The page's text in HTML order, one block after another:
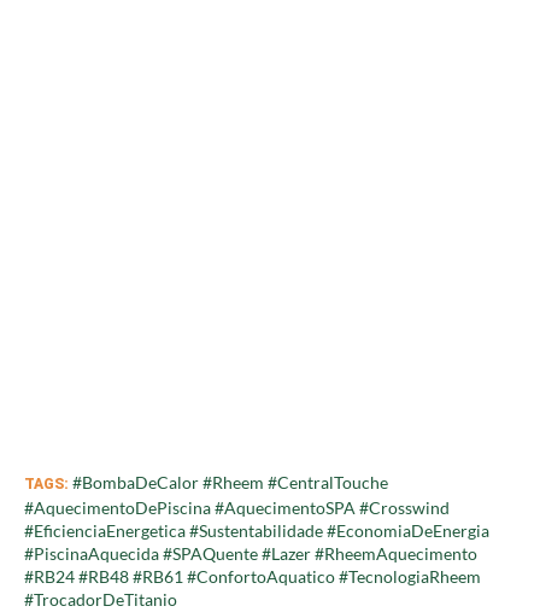
TAGS: #BombaDeCalor #Rheem #CentralTouche
#AquecimentoDePiscina #AquecimentoSPA #Crosswind
#EficienciaEnergetica #Sustentabilidade #EconomiaDeEnergia
#PiscinaAquecida #SPAQuente #Lazer #RheemAquecimento
#RB24 #RB48 #RB61 #ConfortoAquatico #TecnologiaRheem
#TrocadorDeTitanio